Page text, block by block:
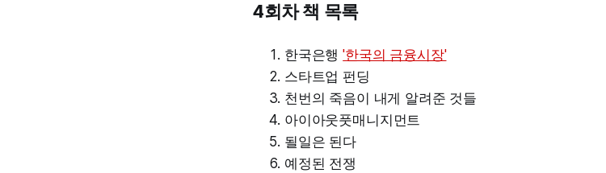
4회차 책 목록
한국은행'한국의 금융시장'
스타트업 펀딩
천번의 죽음이 내게 알려준 것들
아이아웃풋매니지먼트
될일은 된다
예정된 전쟁